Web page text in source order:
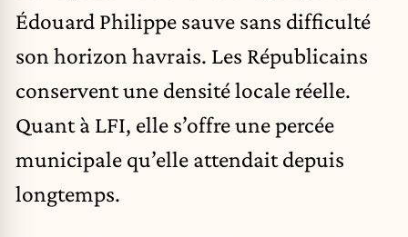
Édouard Philippe sauve sans difficulté
son horizon havrais. Les Républicains
conservent une densité locale réelle.
Quant à LFI, elle s’offre une percée
municipale qu’elle attendait depuis
longtemps.